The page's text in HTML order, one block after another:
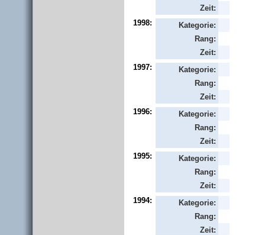
Zeit:
1998:
Kategorie:
Rang:
Zeit:
1997:
Kategorie:
Rang:
Zeit:
1996:
Kategorie:
Rang:
Zeit:
1995:
Kategorie:
Rang:
Zeit:
1994:
Kategorie:
Rang:
Zeit: